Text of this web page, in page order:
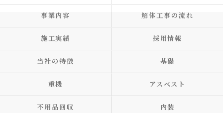
事業内容 解体工事の流れ
施工実績 採用情報
当社の特徴 基礎
重機 アスベスト
不用品回収 内装